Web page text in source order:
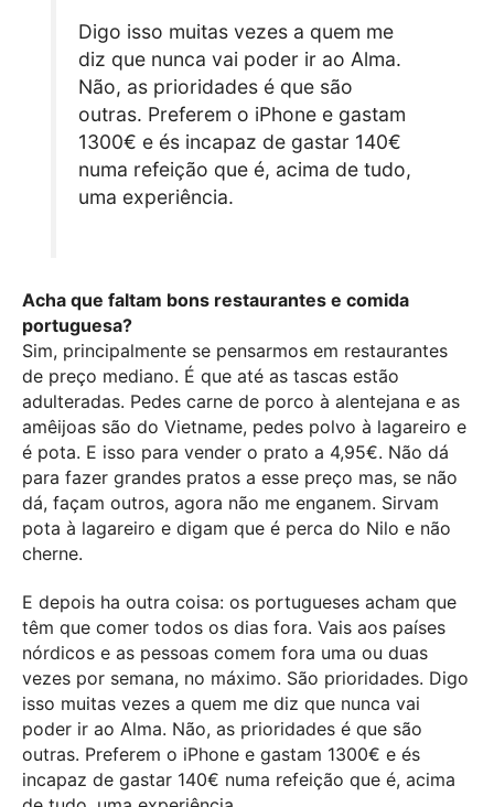
Digo isso muitas vezes a quem me
diz que nunca vai poder ir ao Alma.
Não, as prioridades é que são
outras. Preferem o iPhone e gastam
1300€ e és incapaz de gastar 140€
numa refeição que é, acima de tudo,
uma experiência.
Acha que faltam bons restaurantes e comida
portuguesa?
Sim, principalmente se pensarmos em restaurantes
de preço mediano. É que até as tascas estão
adulteradas. Pedes carne de porco à alentejana e as
amêijoas são do Vietname, pedes polvo à lagareiro e
é pota. E isso para vender o prato a 4,95€. Não dá
para fazer grandes pratos a esse preço mas, se não
dá, façam outros, agora não me enganem. Sirvam
pota à lagareiro e digam que é perca do Nilo e não
cherne.
E depois ha outra coisa: os portugueses acham que
têm que comer todos os dias fora. Vais aos países
nórdicos e as pessoas comem fora uma ou duas
vezes por semana, no máximo. São prioridades. Digo
isso muitas vezes a quem me diz que nunca vai
poder ir ao Alma. Não, as prioridades é que são
outras. Preferem o iPhone e gastam 1300€ e és
incapaz de gastar 140€ numa refeição que é, acima